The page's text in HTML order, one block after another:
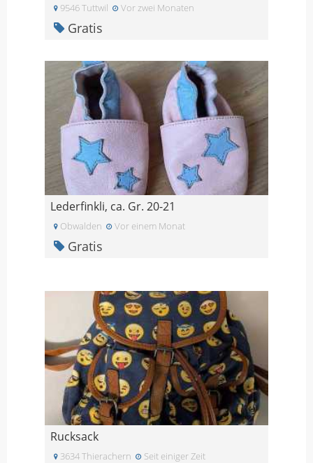
9546 Tuttwil Vor zwei Monaten
Gratis
Lederfinkli, ca. Gr. 20-21
Obwalden Vor einem Monat
Gratis
Rucksack
3634 Thierachern Seit einiger Zeit